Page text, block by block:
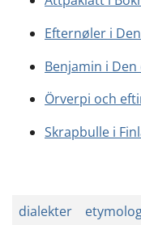
Efternøler i
Benjamin i
Örverpi och
Skrapbulle i
dialekter